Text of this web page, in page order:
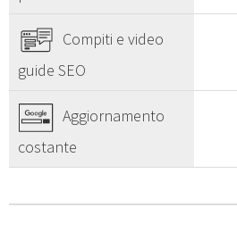
Compiti e video
guide SEO
Aggiornamento
costante